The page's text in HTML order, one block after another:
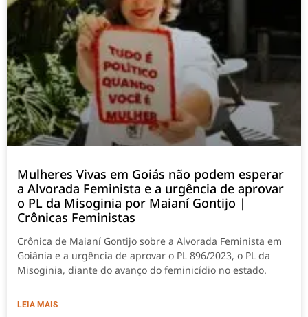
Mulheres Vivas em Goiás não podem esperar
a Alvorada Feminista e a urgência de aprovar
o PL da Misoginia por Maianí Gontijo |
Crônicas Feministas
Crônica de Maianí Gontijo sobre a Alvorada Feminista em
Goiânia e a urgência de aprovar o PL 896/2023, o PL da
Misoginia, diante do avanço do feminicídio no estado.
LEIA MAIS